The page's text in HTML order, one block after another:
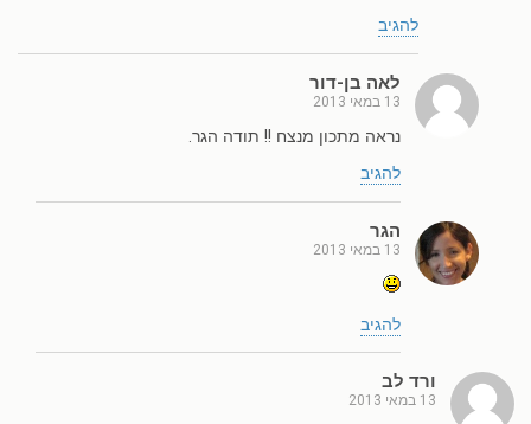
להגיב
לאה בן-דור
13 במאי 2013
נראה מתכון מנצח !! תודה הגר.
להגיב
הגר
13 במאי 2013
להגיב
ורד לב
13 במאי 2013